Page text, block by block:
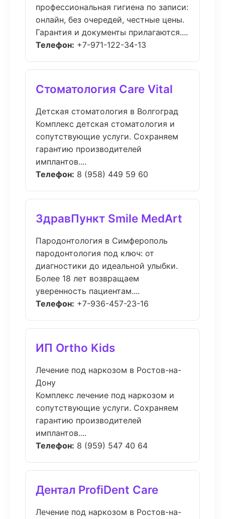
профессиональная гигиена по записи:
онлайн, без очередей, честные цены.
Гарантия и документы прилагаются....
Телефон: +7-971-122-34-13
Стоматология Care Vital
Детская стоматология в Волгоград
Комплекс детская стоматология и
сопутствующие услуги. Сохраняем
гарантию производителей
имплантов....
Телефон: 8 (958) 449 59 60
ЗдравПункт Smile MedArt
Пародонтология в Симферополь
пародонтология под ключ: от
диагностики до идеальной улыбки.
Более 18 лет возвращаем
уверенность пациентам....
Телефон: +7-936-457-23-16
ИП Ortho Kids
Лечение под наркозом в Ростов-на-
Дону
Комплекс лечение под наркозом и
сопутствующие услуги. Сохраняем
гарантию производителей
имплантов....
Телефон: 8 (959) 547 40 64
Дентал ProfiDent Care
Лечение под наркозом в Ростов-на-